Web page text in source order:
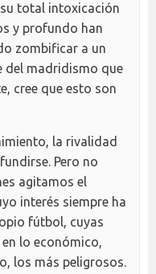
total intoxicación
y profundo han
zombificar a un
del madridismo que
cree que esto son
la rivalidad
Pero no
agitamos el
interés siempre ha
fútbol, cuyas
lo económico,
los más peligrosos.